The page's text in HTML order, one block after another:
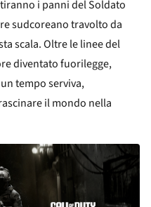
i panni del Soldato
sudcoreano travolto da
scala. Oltre le linee del
diventato fuorilegge,
tempo serviva,
il mondo nella